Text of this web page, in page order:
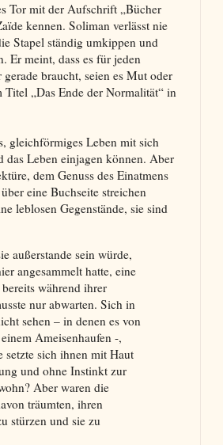
Tor mit der Aufschrift „Bücher
kennen. Soliman verlässt nie
Stapel ständig umkippen und
Er meint, dass es für jeden
braucht, seien es Mut oder
„Das Ende der Normalität“ in
gleichförmiges Leben mit sich
Leben einjagen können. Aber
dem Genuss des Einatmens
eine Buchseite streichen
leblosen Gegenstände, sie sind
außerstande sein würde,
angesammelt hatte, eine
während ihrer
nur abwarten. Sich in
sehen – in denen es von
Ameisenhaufen -,
setzte sich ihnen mit Haut
und ohne Instinkt zur
Aber waren die
träumten, ihren
stürzen und sie zu